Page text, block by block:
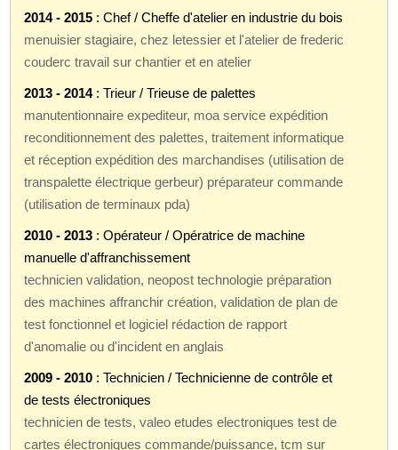
2014 - 2015 : Chef / Cheffe d'atelier en industrie du bois
menuisier stagiaire, chez letessier et l'atelier de frederic
couderc travail sur chantier et en atelier
2013 - 2014: Trieur / Trieuse de palettes
manutentionnaire expediteur, moa service expédition
reconditionnement des palettes, traitement informatique
et réception expédition des marchandises (utilisation de
transpalette électrique gerbeur) préparateur commande
(utilisation de terminaux pda)
2010 - 2013 : Opérateur / Opératrice de machine
manuelle d'affranchissement
technicien validation, neopost technologie préparation
des machines affranchir création, validation de plan de
test fonctionnel et logiciel rédaction de rapport
d'anomalie ou d'incident en anglais
2009 - 2010 : Technicien / Technicienne de contrôle et
de tests électroniques
technicien de tests, valeo etudes electroniques test de
cartes électroniques commande/puissance, tcm sur